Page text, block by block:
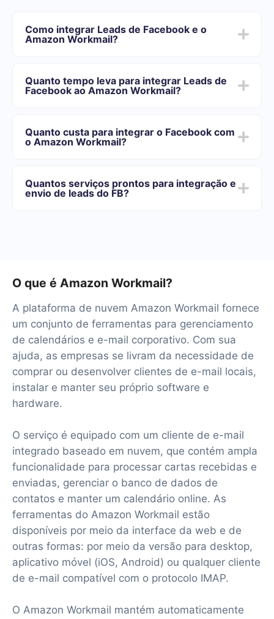
Como integrar Leads de Facebook e o
Amazon Workmail?
Amazon Workmail
Ative a atualização automática
Quanto tempo leva para integrar Leads de
Facebook ao Amazon Workmail?
de 5 a 30 minutos. Em média, a configuração leva de
10 a 15 minutos.
Quanto custa para integrar o Facebook com
o Amazon Workmail?
conjunto de recursos que melhor se adapta às suas
necessidades. Além disso, você tem a oportunidade de
Quantos serviços prontos para integração e
envio de leads do FB?
O que é Amazon Workmail?
A plataforma de nuvem Amazon Workmail fornece
um conjunto de ferramentas para gerenciamento
de calendários e e-mail corporativo. Com sua
ajuda, as empresas se livram da necessidade de
comprar ou desenvolver clientes de e-mail locais,
instalar e manter seu próprio software e
hardware.
O serviço é equipado com um cliente de e-mail
integrado baseado em nuvem, que contém ampla
funcionalidade para processar cartas recebidas e
enviadas, gerenciar o banco de dados de
contatos e manter um calendário online. As
ferramentas do Amazon Workmail estão
disponíveis por meio da interface da web e de
outras formas: por meio da versão para desktop,
aplicativo móvel (iOS, Android) ou qualquer cliente
de e-mail compatível com o protocolo IMAP.
O Amazon Workmail mantém automaticamente